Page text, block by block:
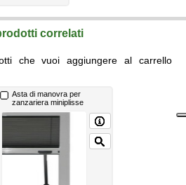
correlati
che vuoi aggiungere al carrello
Asta di manovra per
zanzariera miniplisse